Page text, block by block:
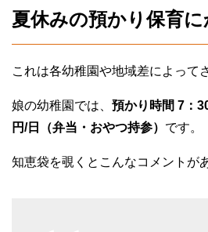
夏休みの預かり保育
これは各幼稚園や地域差によって
娘の幼稚園では、 預かり時間 7：
円/日（弁当・おやつ持参） です。
知恵袋を覗くとこんなコメントが